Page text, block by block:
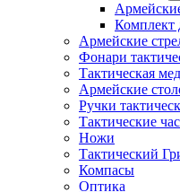
Комплект
Армейские
Фонари
Тактическая
Армейские
Ручки
Тактические
Ножи
Тактический
Компасы
Оптика